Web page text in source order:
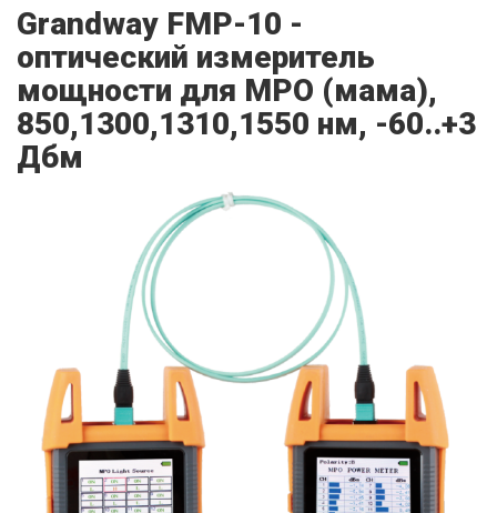
Grandway FMP-10 -
оптический измеритель
мощности для MPO (мама),
850,1300,1310,1550 нм, -60..+3
Дбм